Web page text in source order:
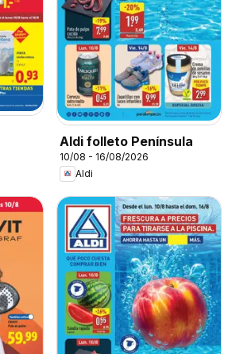
Aldi folleto Península
10/08 - 16/08/2026
Aldi